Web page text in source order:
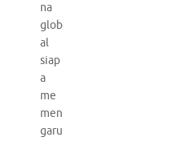
na
glob
al
siap
a
me
men
garu